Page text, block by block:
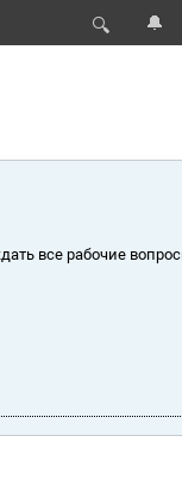
🔍 🔔
все рабочие